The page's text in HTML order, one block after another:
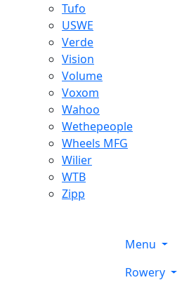
Tufo
USWE
Verde
Vision
Volume
Voxom
Wahoo
Wethepeople
Wheels MFG
Wilier
WTB
Zipp
Menu
Rowery